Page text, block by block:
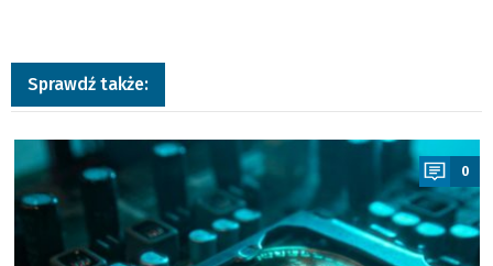
Sprawdź także:
a
0